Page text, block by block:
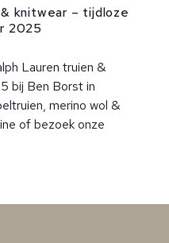
knitwear – tijdloze
2025
Lauren truien &
bij Ben Borst in
merino wol &
of bezoek onze